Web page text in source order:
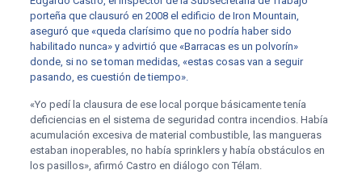
porteña que clausuró en 2008 el edificio de Iron Mountain,
aseguró que «queda clarísimo que no podría haber sido
habilitado nunca» y advirtió que «Barracas es un polvorín»
donde, si no se toman medidas, «estas cosas van a seguir
pasando, es cuestión de tiempo».
«Yo pedí la clausura de ese local porque básicamente tenía
deficiencias en el sistema de seguridad contra incendios. Había
acumulación excesiva de material combustible, las mangueras
estaban inoperables, no había sprinklers y había obstáculos en
los pasillos», afirmó Castro en diálogo con Télam.